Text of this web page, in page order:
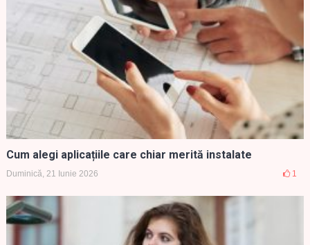
Cum alegi aplicațiile care chiar merită instalate
Duminică, 21 Iunie 2026 1